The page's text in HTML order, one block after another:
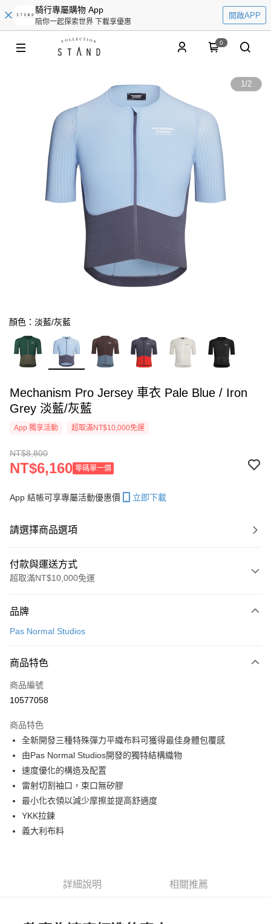
騎行專屬購物 App
陪你一起探索世界 下載享優惠
開啟APP
0
1/2
顏色：淡藍/灰藍
Mechanism Pro Jersey 車衣 Pale Blue / Iron
Grey 淡藍/灰藍
App 獨享活動 超取滿NT$10,000免運
NT$8,800
NT$6,160 零碼單一價
App 結帳可享專屬活動優惠價 立即下載
請選擇商品選項
付款與運送方式
超取滿NT$10,000免運
信用卡一次付款
LINE Pay
Apple Pay
運送方式
全家店到店
每筆NT$80，滿NT$10,000(含以上)免運費
付款後全家取貨
每筆NT$80，滿NT$10,000(含以上)免運費
7-11店到店
每筆NT$80，滿NT$10,000(含以上)免運費
品牌
Pas Normal Studios
商品特色
商品編號
10577058
商品特色
全新開發三種特殊彈力平織布料可獲得最佳身體包覆感
由Pas Normal Studios開發的獨特結構織物
速度優化的構造及配置
雷射切割袖口，束口無矽膠
最小化衣領以減少摩擦並提高舒適度
YKK拉鍊
義大利布料
詳細說明 相關推薦